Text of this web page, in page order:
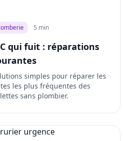
5 min
qui fuit : réparations
simples pour réparer les
les plus fréquentes des
sans plombier.